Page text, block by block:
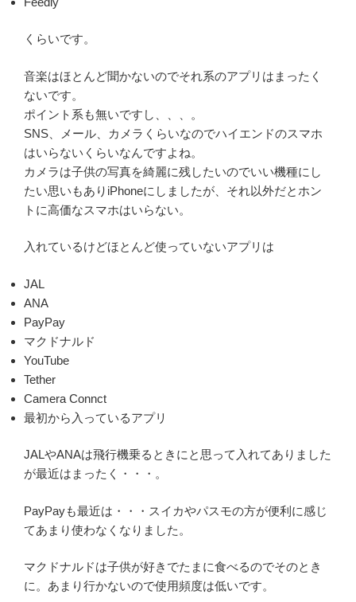
くらいです。
音楽はほとんど聞かないのでそれ系のアプリはまったく
ないです。
ポイント系も無いですし、、、。
SNS、メール、カメラくらいなのでハイエンドのスマホ
はいらないくらいなんですよね。
カメラは子供の写真を綺麗に残したいのでいい機種にし
たい思いもありiPhoneにしましたが、それ以外だとホン
トに高価なスマホはいらない。
入れているけどほとんど使っていないアプリは
JAL
ANA
PayPay
マクドナルド
YouTube
Tether
Camera Connct
最初から入っているアプリ
JALやANAは飛行機乗るときにと思って入れてありました
が最近はまったく・・・。
PayPayも最近は・・・スイカやパスモの方が便利に感じ
てあまり使わなくなりました。
マクドナルドは子供が好きでたまに食べるのでそのとき
に。あまり行かないので使用頻度は低いです。